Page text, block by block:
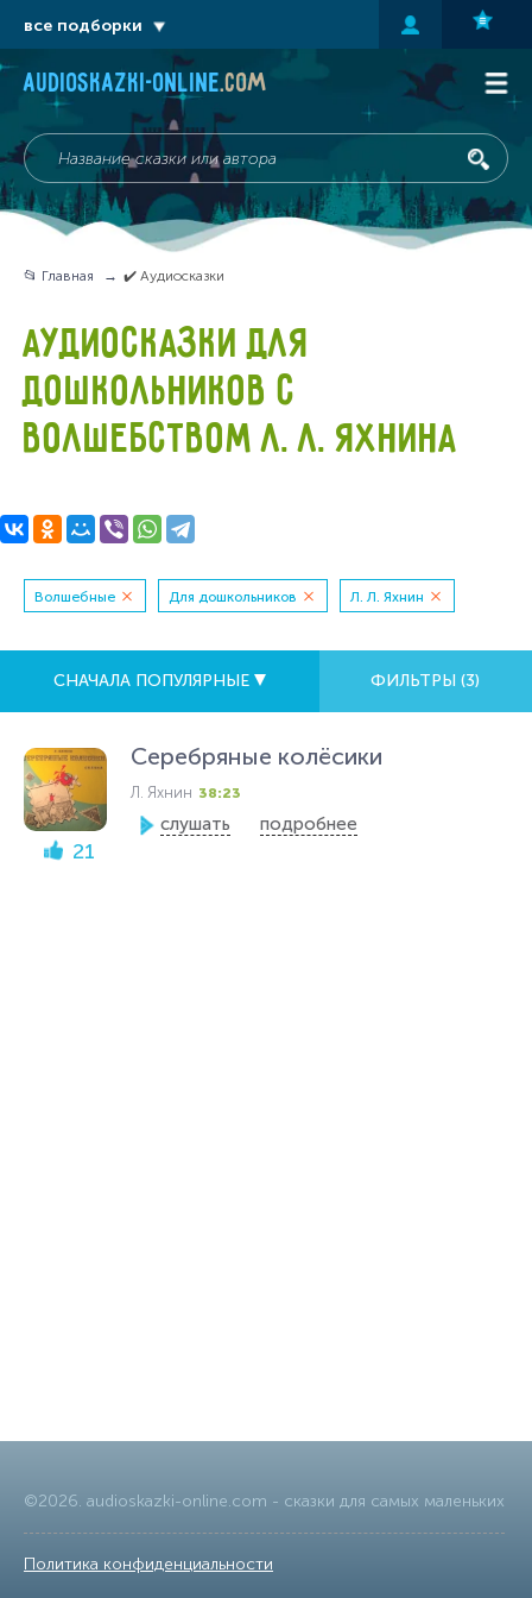
audioskazki-online.com
📂 Главная ✔️ Аудиосказки
АУДИОСКАЗКИ ДЛЯ
ДОШКОЛЬНИКОВ С
ВОЛШЕБСТВОМ Л. Л. ЯХНИНА
Волшебные Для дошкольников Л. Л. Яхнин
СНАЧАЛА ПОПУЛЯРНЫЕ ФИЛЬТРЫ (3)
21
Серебряные колёсики
Л. Яхнин 38:23
слушать подробнее
©2026. audioskazki-online.com - сказки для самых маленьких
Политика конфиденциальности
все подборки